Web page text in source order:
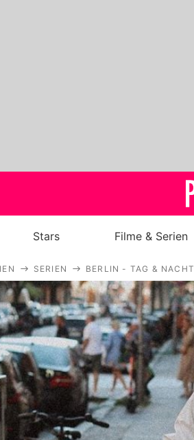
Stars Filme & Serien
SERIEN BERLIN - TAG & NACHT